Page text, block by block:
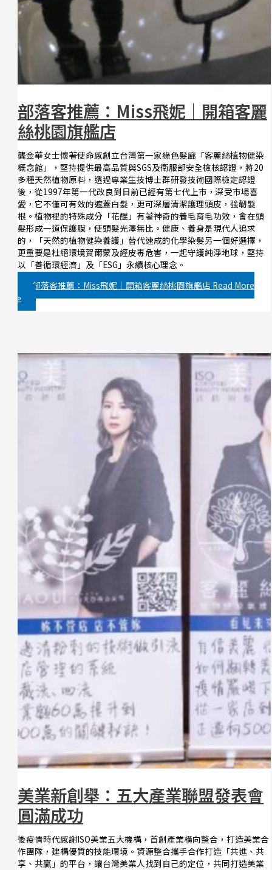
部落客推薦：Miss飛妮｜開箱客麗
絲桃園旗艦店
龔金華女士懷著使命感創立台灣第一家綠色髮廊「客麗絲植物健染
概念館」，堅持提供最高品質與SGS及衛服部安全檢核認證，將20
多種天然植物原料，透過專業生技博士群研發技術國際檢定認證
後，從1997年第一代改良到目前已經有第七代上市，深受市場喜
愛，它不僅可有效的遮蓋白髮，更可深層清潔護理頭皮，強韌髮
根。植物裡的特殊成分「花醌」有著神奇的養毛育毛功效，會在頭
髮形成一道保護膜，使頭髮光澤無比。健康、養身是現代人追求
的，「天然的植物健染養護」替代速成的化學染髮另一個好選擇，
更重要是杜絕環境賀爾蒙及經皮毒危害，一起守護純淨地球，堅持
以「善循環經濟」及「ESG」永續核心理念。
部落客推薦：Miss飛妮｜開箱客麗絲桃園旗艦店 Read More
»
美業新創舉：五大產業聯盟發表會
圓滿成功
後疫情時代感謝ISO美業五大機構，首創產業橫向整合，打造美業合
作團隊，建構優質的技能環境。資源整合攜手合作打造「共進、共
享、共贏」的平台，讓台灣美業人找到自己的定位，共同打造美業